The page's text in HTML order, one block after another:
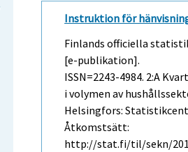
Instruktion för
Finlands officiella
[e-publikation].
ISSN=2243-4984. 2:a
i volymen av
Helsingfors:
Åtkomstsätt:
http://stat.fi/til/sekn/